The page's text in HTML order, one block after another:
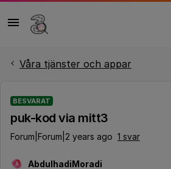
Våra tjänster och appar
BESVARAT
puk-kod via mitt3
Forum|Forum|2 years ago 1 svar
A AbdulhadiMoradi